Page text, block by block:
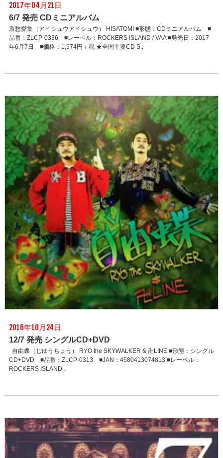
2017年04月21日
6/7 発売 CDミニアルバム
哀愁愛集（アイシュウアイシュウ） HISATOMI ■形態：CDミニアルバム ■
品番：ZLCP-0336 ■レーベル：ROCKERS ISLAND / VAA ■発売日：2017
年6月7日 ■価格：1,574円＋税 ★全国主要CD S..
2016年10月24日
12/7 発売 シングルCD+DVD
自由蝶（じゆうちょう） RYO the SKYWALKER & 卍LINE ■形態：シングル
CD+DVD ■品番：ZLCP-0313 ■JAN：4580413074813 ■レーベル：
ROCKERS ISLAND..